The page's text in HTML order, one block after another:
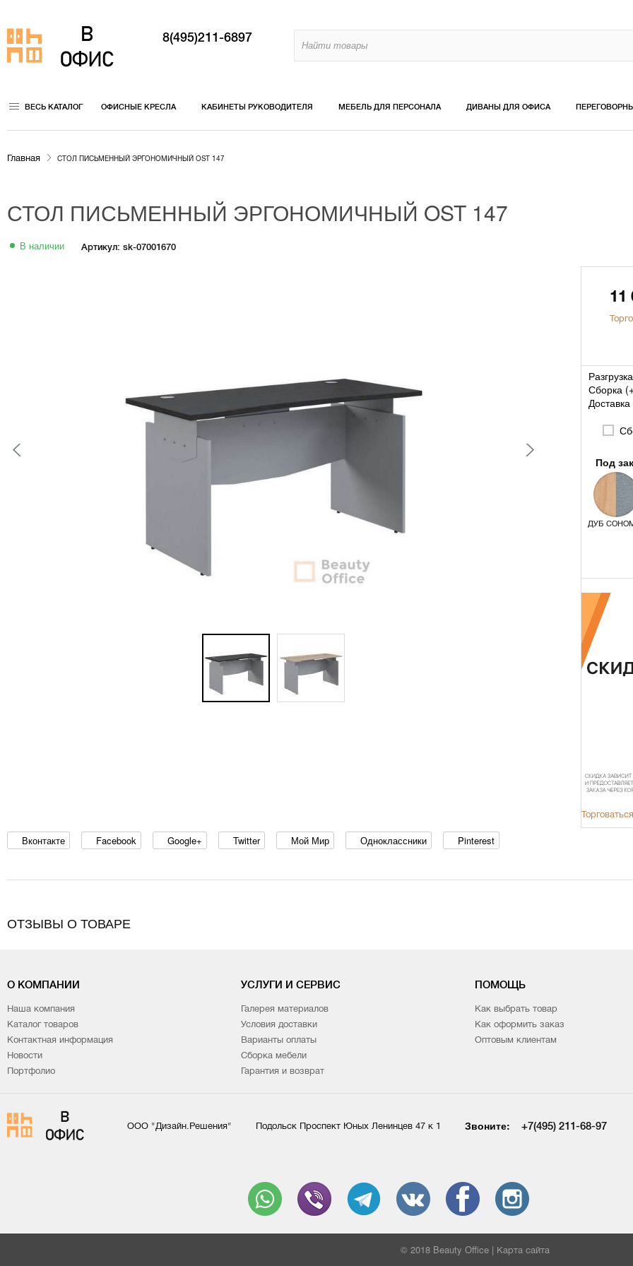
8(495)211-6897
ВЕСЬ КАТАЛОГ ОФИСНЫЕ КРЕСЛА КАБИНЕТЫ РУКОВОДИТЕЛЯ МЕБЕЛЬ ДЛЯ ПЕРСОНАЛА ДИВАНЫ ДЛЯ ОФИСА
Главная СТОЛ ПИСЬМЕННЫЙ ЭРГОНОМИЧНЫЙ OST 147
СТОЛ ПИСЬМЕННЫЙ ЭРГОНОМИЧНЫЙ OST 147
В наличии Артикул: sk-07001670
11
Сборка
Доставка
Под
ДУБ
Вконтакте Facebook Google+ Twitter Мой Мир Одноклассники Pinterest
ОТЗЫВЫ О ТОВАРЕ
О КОМПАНИИ
Наша компания
Каталог товаров
Контактная информация
Новости
Портфолио
УСЛУГИ И СЕРВИС
Галерея материалов
Условия доставки
Варианты оплаты
Сборка мебели
Гарантия и возврат
ПОМОЩЬ
Как выбрать товар
Как оформить заказ
Оптовым клиентам
ООО "Дизайн.Решения" Подольск Проспект Юных Ленинцев 47 к 1 Звоните: +7(495) 211-68-97
© 2018 Beauty Office | Карта сайта